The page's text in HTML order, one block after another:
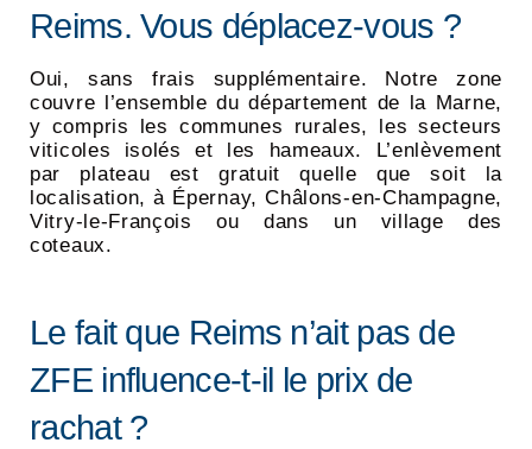
Reims. Vous déplacez-vous ?
Oui, sans frais supplémentaire. Notre zone
couvre l’ensemble du département de la Marne,
y compris les communes rurales, les secteurs
viticoles isolés et les hameaux. L’enlèvement
par plateau est gratuit quelle que soit la
localisation, à Épernay, Châlons-en-Champagne,
Vitry-le-François ou dans un village des
coteaux.
Le fait que Reims n’ait pas de
ZFE influence-t-il le prix de
rachat ?